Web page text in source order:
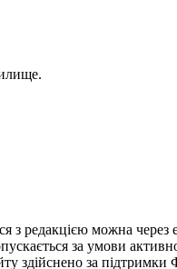
з редакцією можна через
за умови
здійснено за